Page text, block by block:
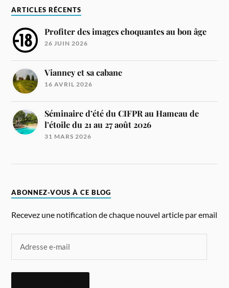
ARTICLES RÉCENTS
Profiter des images choquantes au bon âge
26 JUIN 2026
Vianney et sa cabane
16 AVRIL 2026
Séminaire d’été du CIFPR au Hameau de
l’étoile du 21 au 27 août 2026
31 MARS 2026
ABONNEZ-VOUS À CE BLOG
Recevez une notification de chaque nouvel article par email